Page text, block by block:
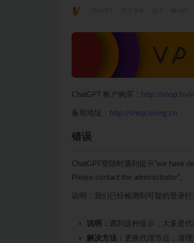
ChatGPT 帐户购买： http://
备用地址： http://shop.isving.cn
错误
ChatGPT登陆时遇到提示“we have
Please contact the administrator”。
说明：我们已经检测到可疑的登录
说明： 遇到这种提示，大多是
解决方法： 更换代理节点，清